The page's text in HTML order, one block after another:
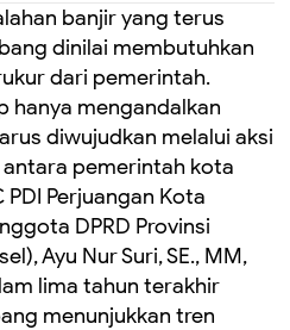
banjir yang terus
dinilai membutuhkan
dari pemerintah.
hanya mengandalkan
diwujudkan melalui aksi
pemerintah kota
Perjuangan Kota
DPRD Provinsi
Ayu Nur Suri, SE., MM,
lima tahun terakhir
menunjukkan tren